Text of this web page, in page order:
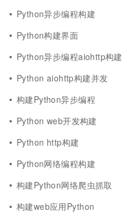
Python异步编程构建
Python构建界面
Python异步编程aiohttp构建
Python aiohttp构建并发
构建Python异步编程
Python web开发构建
Python http构建
Python网络编程构建
构建Python网络爬虫抓取
构建web应用Python